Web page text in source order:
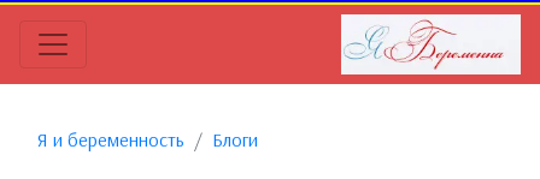
Я и беременность Блоги